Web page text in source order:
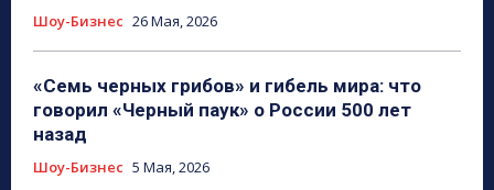
Шоу-Бизнес 26 Мая, 2026
«Семь черных грибов» и гибель мира: что
говорил «Черный паук» о России 500 лет
назад
Шоу-Бизнес 5 Мая, 2026